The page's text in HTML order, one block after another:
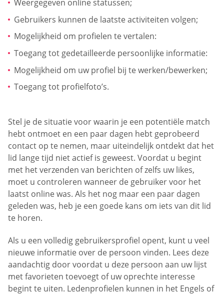
Weergegeven online statussen;
Gebruikers kunnen de laatste activiteiten volgen;
Mogelijkheid om profielen te vertalen:
Toegang tot gedetailleerde persoonlijke informatie:
Mogelijkheid om uw profiel bij te werken/bewerken;
Toegang tot profielfoto’s.
Stel je de situatie voor waarin je een potentiële match
hebt ontmoet en een paar dagen hebt geprobeerd
contact op te nemen, maar uiteindelijk ontdekt dat het
lid lange tijd niet actief is geweest. Voordat u begint
met het verzenden van berichten of zelfs uw likes,
moet u controleren wanneer de gebruiker voor het
laatst online was. Als het nog maar een paar dagen
geleden was, heb je een goede kans om iets van dit lid
te horen.
Als u een volledig gebruikersprofiel opent, kunt u veel
nieuwe informatie over de persoon vinden. Lees deze
aandachtig door voordat u deze persoon aan uw lijst
met favorieten toevoegt of uw oprechte interesse
begint te uiten. Ledenprofielen kunnen in het Engels of